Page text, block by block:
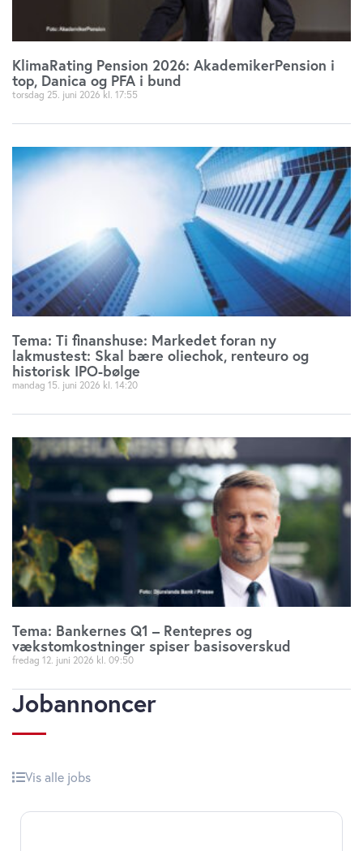
anvende vores hjemmeside.
KlimaRating Pension 2026: AkademikerPension i
top, Danica og PFA i bund
torsdag 25. juni 2026 17:55
Tema: Ti finanshuse: Markedet foran ny
lakmustest: Skal bære oliechok, renteuro og
historisk IPO-bølge
mandag 15. juni 2026 14:20
Tema: Bankernes Q1 – Rentepres og
vækstomkostninger spiser basisoverskud
fredag 12. juni 2026 09:50
Jobannoncer
Vis alle jobs